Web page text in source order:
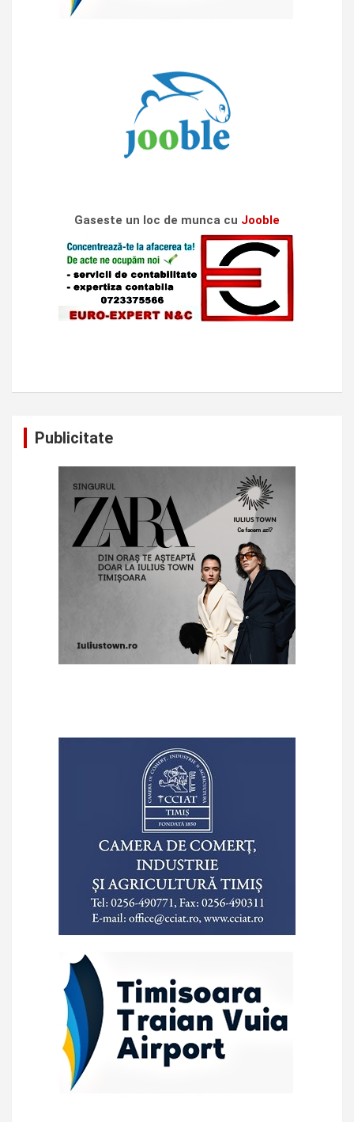
Gaseste un loc de munca cu Jooble
Publicitate